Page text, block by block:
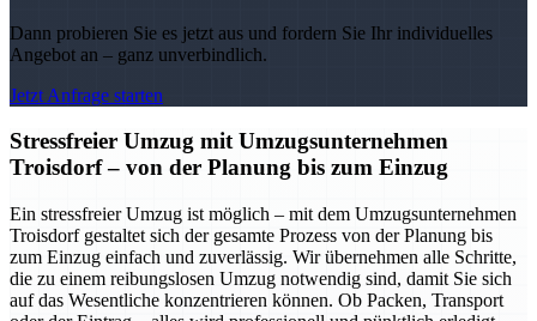
Dann probieren Sie es jetzt aus und fordern Sie Ihr individuelles
Angebot an – ganz unverbindlich.
Jetzt Anfrage starten
Stressfreier Umzug mit Umzugsunternehmen
Troisdorf – von der Planung bis zum Einzug
Ein stressfreier Umzug ist möglich – mit dem Umzugsunternehmen
Troisdorf gestaltet sich der gesamte Prozess von der Planung bis
zum Einzug einfach und zuverlässig. Wir übernehmen alle Schritte,
die zu einem reibungslosen Umzug notwendig sind, damit Sie sich
auf das Wesentliche konzentrieren können. Ob Packen, Transport